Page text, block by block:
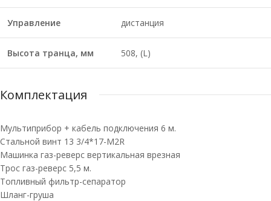
Управление дистанция
Высота транца, мм 508, (L)
Комплектация
Мультиприбор + кабель подключения 6 м.
Стальной винт 13 3/4*17-M2R
Машинка газ-реверс вертикальная врезная
Трос газ-реверс 5,5 м.
Топливный фильтр-сепаратор
Шланг-груша